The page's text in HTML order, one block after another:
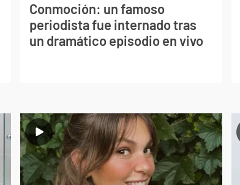
Conmoción: un famoso
periodista fue internado tras
un dramático episodio en vivo